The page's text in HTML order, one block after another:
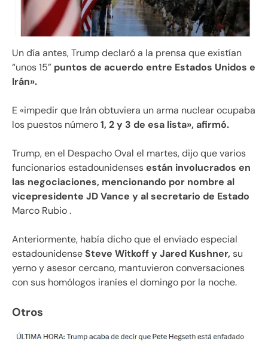
Un día antes, Trump declaró a la prensa que existían
“unos 15” puntos de acuerdo entre Estados Unidos e
Irán».
E «impedir que Irán obtuviera un arma nuclear ocupaba
los puestos número1, 2 y 3 de esa lista», afirmó.
Trump, en el Despacho Oval el martes, dijo que varios
funcionarios estadounidensesestán involucrados en
las negociaciones, mencionando por nombre al
vicepresidente JD Vance y al secretario de Estado
Marco Rubio .
Anteriormente, había dicho que el enviado especial
estadounidenseSteve Witkoff y Jared Kushner, su
yerno y asesor cercano, mantuvieron conversaciones
con sus homólogos iraníes el domingo por la noche.
Otros